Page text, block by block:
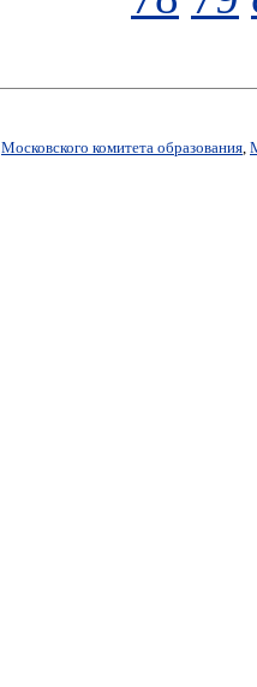
Московского комитета образования,